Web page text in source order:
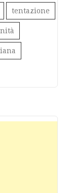
tentazione